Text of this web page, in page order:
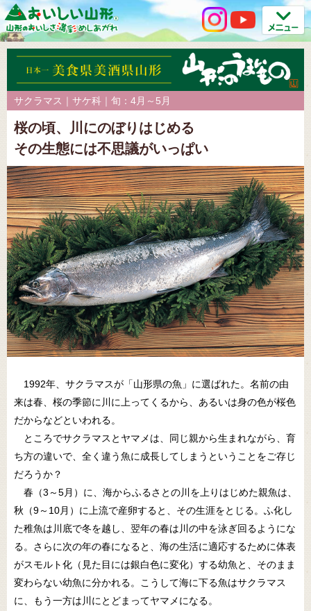
サクラマス｜サケ科｜旬：4月～5月
桜の頃、川にのぼりはじめる
その生態には不思議がいっぱい
1992年、サクラマスが「山形県の魚」に選ばれた。名前の由
来は春、桜の季節に川に上ってくるから、あるいは身の色が桜色
だからなどといわれる。
ところでサクラマスとヤマメは、同じ親から生まれながら、育
ち方の違いで、全く違う魚に成長してしまうということをご存じ
だろうか？
春（3～5月）に、海からふるさとの川を上りはじめた親魚は、
秋（9～10月）に上流で産卵すると、その生涯をとじる。ふ化し
た稚魚は川底で冬を越し、翌年の春は川の中を泳ぎ回るようにな
る。さらに次の年の春になると、海の生活に適応するために体表
がスモルト化（見た目には銀白色に変化）する幼魚と、そのまま
変わらない幼魚に分かれる。こうして海に下る魚はサクラマス
に、もう一方は川にとどまってヤマメになる。